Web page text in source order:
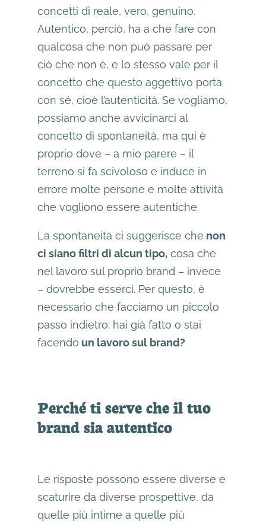
concetti di reale, vero, genuino.
Autentico, perciò, ha a che fare con
qualcosa che non può passare per
ciò che non è, e lo stesso vale per il
concetto che questo aggettivo porta
con sé, cioè l’autenticità. Se vogliamo,
possiamo anche avvicinarci al
concetto di spontaneità, ma qui è
proprio dove – a mio parere – il
terreno si fa scivoloso e induce in
errore molte persone e molte attività
che vogliono essere autentiche.
La spontaneità ci suggerisce che non
ci siano filtri di alcun tipo,cosa che
nel lavoro sul proprio brand – invece
– dovrebbe esserci. Per questo, è
necessario che facciamo un piccolo
passo indietro: hai già fatto o stai
facendo un lavoro sul brand?
Perché ti serve che il tuo
brand sia autentico
Le risposte possono essere diverse e
scaturire da diverse prospettive, da
quelle più intime a quelle più